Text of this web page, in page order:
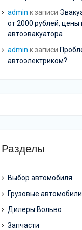
admin к записи
от 2000 рублей, цены
автоэвакуатора
admin к записи
автоэлектриком?
Разделы
Выбор автомобиля
Грузовые автомобили
Дилеры Вольво
Запчасти